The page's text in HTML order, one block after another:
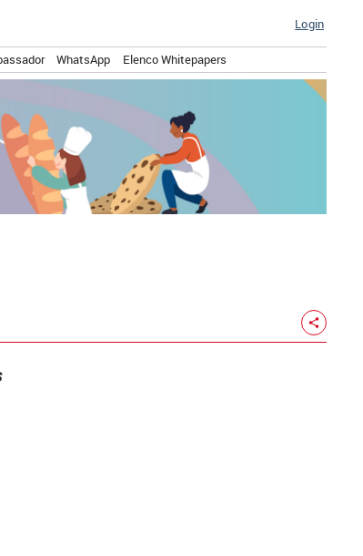
Login
WhatsApp Elenco Whitepapers
share